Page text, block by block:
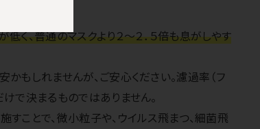
く、普通のマスクより２～２．５倍も息がしやす
もしれませんが、ご安心ください。濾過率（フ
で決まるものではありません。
ことで、微小粒子や、ウイルス飛まつ、細菌飛